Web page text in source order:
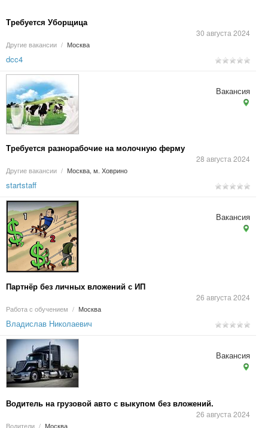
Требуется Уборщица
30 августа 2024
Другие вакансии / Москва
dcc4
Требуется разнорабочие на молочную ферму
28 августа 2024
Другие вакансии / Москва, м. Ховрино
Вакансия
startstaff
Партнёр без личных вложений с ИП
26 августа 2024
Работа с обучением / Москва
Вакансия
Владислав Николаевич
Водитель на грузовой авто с выкупом без вложений.
26 августа 2024
Водители / Москва
Вакансия